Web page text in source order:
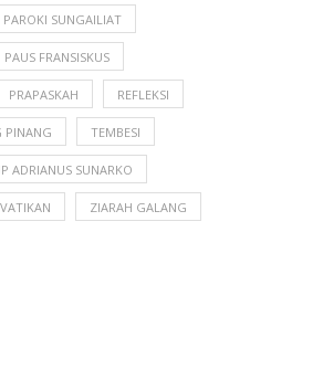
PAROKI SUNGAILIAT
PAUS FRANSISKUS
PRAPASKAH REFLEKSI
PINANG TEMBESI
ADRIANUS SUNARKO
VATIKAN ZIARAH GALANG